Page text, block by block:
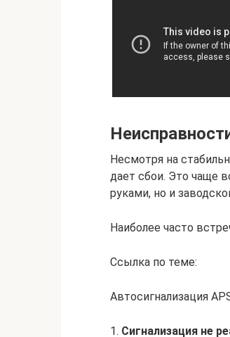
Несмотря на
дает сбои. Это чаще
руками, но и
Наиболее часто
Ссылка по теме:
Автосигнализация
1. Сигнализация не